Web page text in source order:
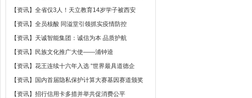
【资讯】 全省仅3人！天立教育14岁学子被西安
【资讯】 全员核酸 同溢堂引领抓实疫情防控
【资讯】 天诚智能集团：诚信为本 品质护航
【资讯】
民族文化推广大使——浦钟逵
【资讯】 花王连续十六年入选 “世界最具道德企
【资讯】
国内首届隐私保护计算大赛基因赛道颁奖
【资讯】 招行信用卡多措并举共促消费公平